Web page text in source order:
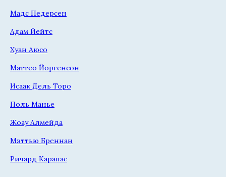
Мадс Педерсен
Адам Йейтс
Хуан Аюсо
Маттео Йоргенсон
Исаак Дель Торо
Поль Манье
Жоау Алмейда
Мэттью Бреннан
Ричард Карапас